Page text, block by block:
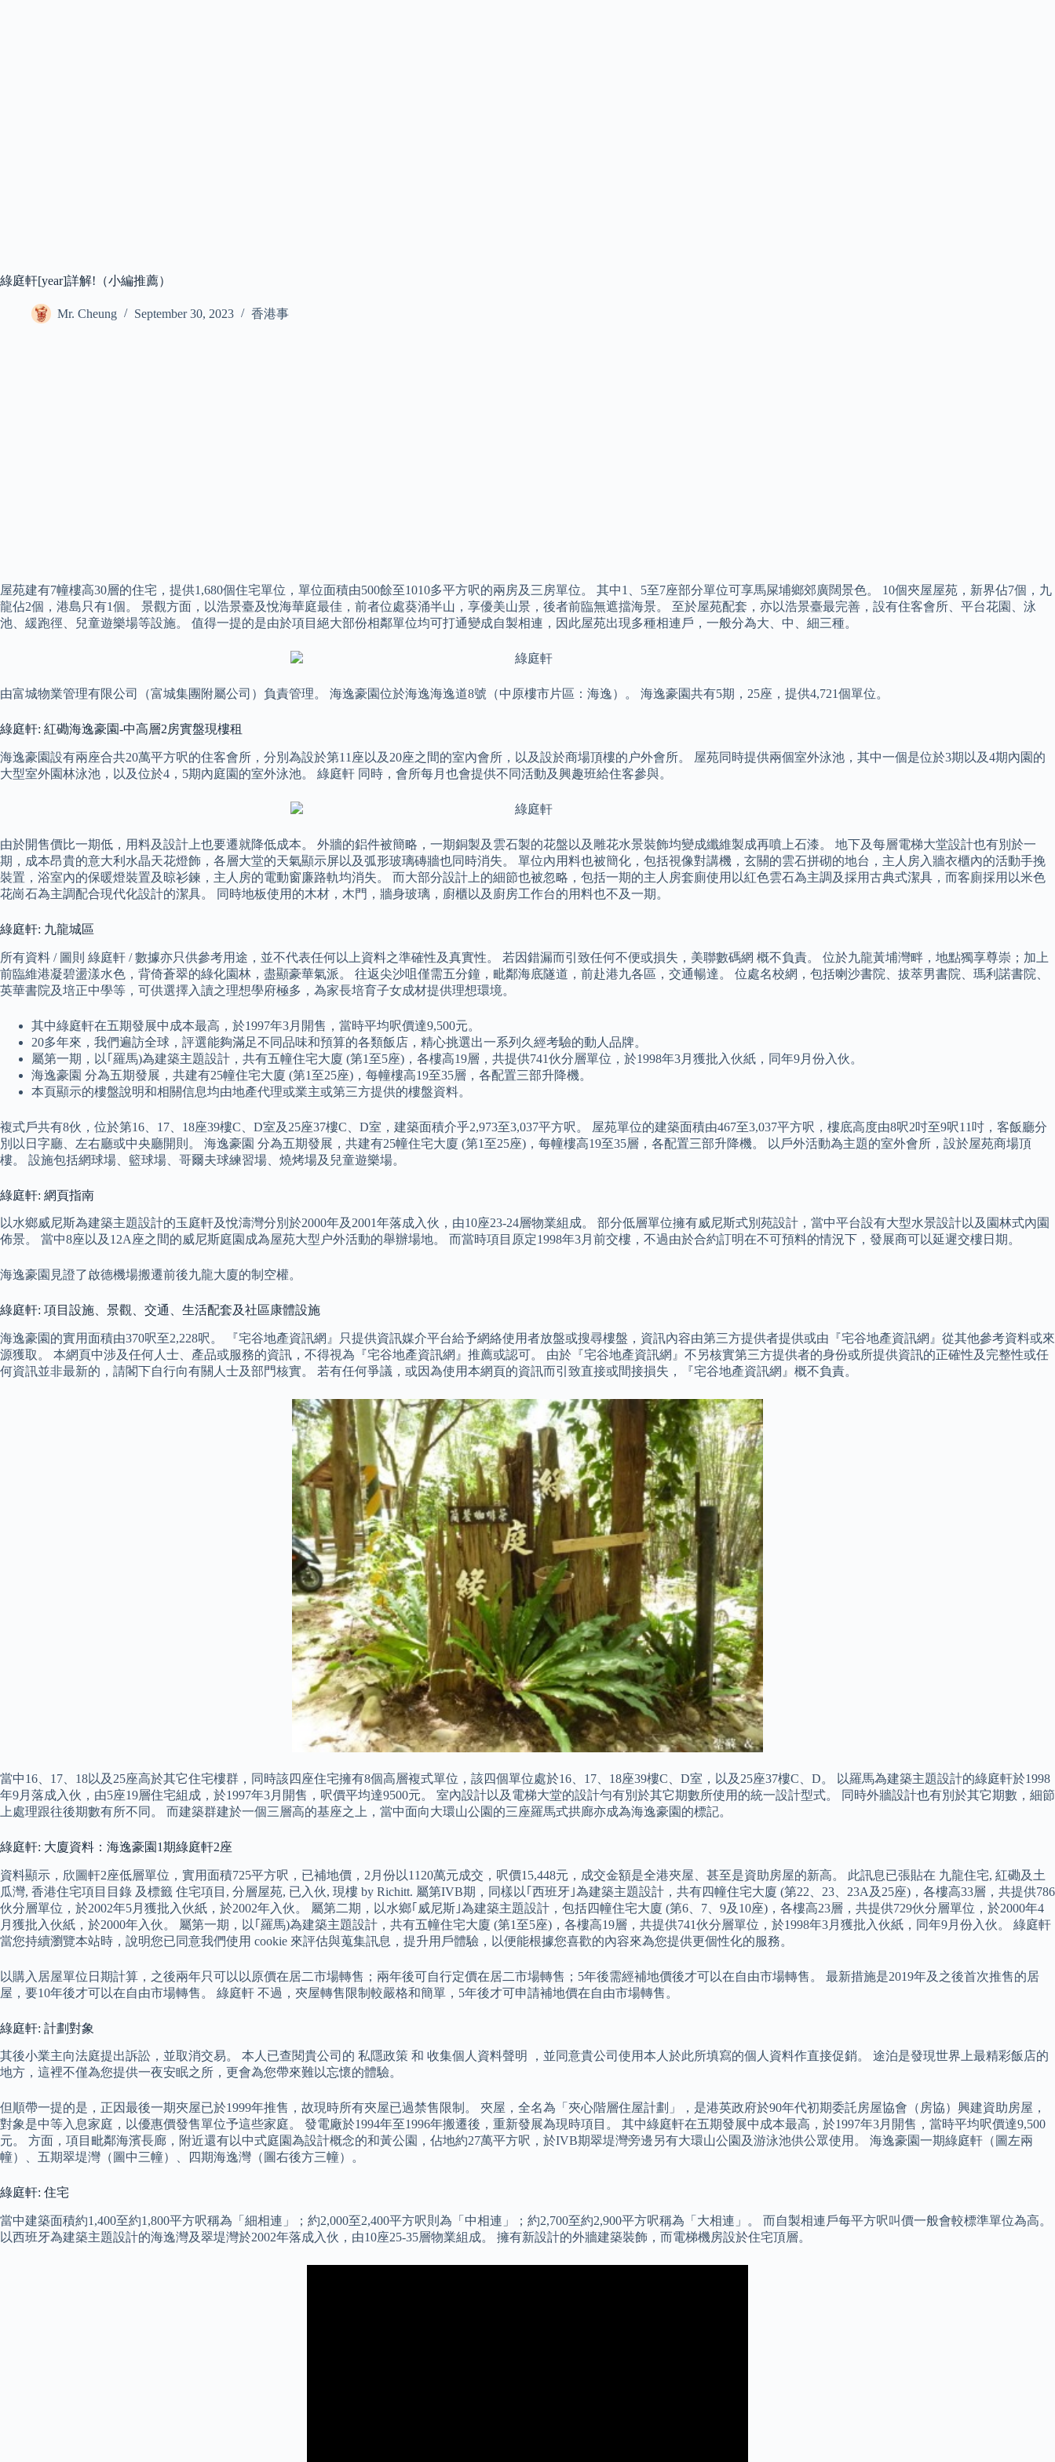
綠庭軒[year]詳解!（小編推薦）
Mr. Cheung September 30, 2023 香港事
屋苑建有7幢樓高30層的住宅，提供1,680個住宅單位，單位面積由500餘至1010多平方呎的兩房及三房單位。 其中1、5至7座部分單位可享馬屎埔鄉郊廣闊景色。 10個夾屋屋苑，新界佔7個，九
龍佔2個，港島只有1個。 景觀方面，以浩景臺及悅海華庭最佳，前者位處葵涌半山，享優美山景，後者前臨無遮擋海景。 至於屋苑配套，亦以浩景臺最完善，設有住客會所、平台花園、泳
池、緩跑徑、兒童遊樂場等設施。 值得一提的是由於項目絕大部份相鄰單位均可打通變成自製相連，因此屋苑出現多種相連戶，一般分為大、中、細三種。
由富城物業管理有限公司（富城集團附屬公司）負責管理。 海逸豪園位於海逸海逸道8號（中原樓市片區：海逸）。 海逸豪園共有5期，25座，提供4,721個單位。
綠庭軒: 紅磡海逸豪園-中高層2房實盤現樓租
海逸豪園設有兩座合共20萬平方呎的住客會所，分別為設於第11座以及20座之間的室內會所，以及設於商場頂樓的户外會所。 屋苑同時提供兩個室外泳池，其中一個是位於3期以及4期內園的
大型室外園林泳池，以及位於4，5期內庭園的室外泳池。 綠庭軒 同時，會所每月也會提供不同活動及興趣班給住客參與。
由於開售價比一期低，用料及設計上也要遷就降低成本。 外牆的鋁件被簡略，一期銅製及雲石製的花盤以及雕花水景裝飾均變成纖維製成再噴上石漆。 地下及每層電梯大堂設計也有別於一
期，成本昂貴的意大利水晶天花燈飾，各層大堂的天氣顯示屏以及弧形玻璃磚牆也同時消失。 單位內用料也被簡化，包括視像對講機，玄關的雲石拼砌的地台，主人房入牆衣櫃內的活動手挽
裝置，浴室內的保暖燈裝置及晾衫鍊，主人房的電動窗廉路軌均消失。 而大部分設計上的細節也被忽略，包括一期的主人房套廁使用以紅色雲石為主調及採用古典式潔具，而客廁採用以米色
花崗石為主調配合現代化設計的潔具。 同時地板使用的木材，木門，牆身玻璃，廚櫃以及廚房工作台的用料也不及一期。
綠庭軒: 九龍城區
所有資料 / 圖則 綠庭軒 / 數據亦只供參考用途，並不代表任何以上資料之準確性及真實性。 若因錯漏而引致任何不便或損失，美聯數碼網 概不負責。 位於九龍黃埔灣畔，地點獨享尊崇；加上
前臨維港凝碧盪漾水色，背倚蒼翠的綠化園林，盡顯豪華氣派。 往返尖沙咀僅需五分鐘，毗鄰海底隧道，前赴港九各區，交通暢達。 位處名校網，包括喇沙書院、拔萃男書院、瑪利諾書院、
英華書院及培正中學等，可供選擇入讀之理想學府極多，為家長培育子女成材提供理想環境。
其中綠庭軒在五期發展中成本最高，於1997年3月開售，當時平均呎價達9,500元。
20多年來，我們遍訪全球，評選能夠滿足不同品味和預算的各類飯店，精心挑選出一系列久經考驗的動人品牌。
屬第一期，以｢羅馬)為建築主題設計，共有五幢住宅大廈 (第1至5座)，各樓高19層，共提供741伙分層單位，於1998年3月獲批入伙紙，同年9月份入伙。
海逸豪園 分為五期發展，共建有25幢住宅大廈 (第1至25座)，每幢樓高19至35層，各配置三部升降機。
本頁顯示的樓盤說明和相關信息均由地產代理或業主或第三方提供的樓盤資料。
複式戶共有8伙，位於第16、17、18座39樓C、D室及25座37樓C、D室，建築面積介乎2,973至3,037平方呎。 屋苑單位的建築面積由467至3,037平方呎，樓底高度由8呎2吋至9呎11吋，客飯廳分
別以日字廳、左右廳或中央廳開則。 海逸豪園 分為五期發展，共建有25幢住宅大廈 (第1至25座)，每幢樓高19至35層，各配置三部升降機。 以戶外活動為主題的室外會所，設於屋苑商場頂
樓。 設施包括網球場、籃球場、哥爾夫球練習場、燒烤場及兒童遊樂場。
綠庭軒: 網頁指南
以水鄉威尼斯為建築主題設計的玉庭軒及悅濤灣分別於2000年及2001年落成入伙，由10座23-24層物業組成。 部分低層單位擁有威尼斯式別苑設計，當中平台設有大型水景設計以及園林式內園
佈景。 當中8座以及12A座之間的威尼斯庭園成為屋苑大型户外活動的舉辦場地。 而當時項目原定1998年3月前交樓，不過由於合約訂明在不可預料的情況下，發展商可以延遲交樓日期。
海逸豪園見證了啟德機場搬遷前後九龍大廈的制空權。
綠庭軒: 項目設施、景觀、交通、生活配套及社區康體設施
海逸豪園的實用面積由370呎至2,228呎。 『宅谷地產資訊網』只提供資訊媒介平台給予網絡使用者放盤或搜尋樓盤，資訊內容由第三方提供者提供或由『宅谷地產資訊網』從其他參考資料或來
源獲取。 本網頁中涉及任何人士、產品或服務的資訊，不得視為『宅谷地產資訊網』推薦或認可。 由於『宅谷地產資訊網』不另核實第三方提供者的身份或所提供資訊的正確性及完整性或任
何資訊並非最新的，請閣下自行向有關人士及部門核實。 若有任何爭議，或因為使用本網頁的資訊而引致直接或間接損失，『宅谷地產資訊網』概不負責。
當中16、17、18以及25座高於其它住宅樓群，同時該四座住宅擁有8個高層複式單位，該四個單位處於16、17、18座39樓C、D室，以及25座37樓C、D。 以羅馬為建築主題設計的綠庭軒於1998
年9月落成入伙，由5座19層住宅組成，於1997年3月開售，呎價平均達9500元。 室內設計以及電梯大堂的設計勻有別於其它期數所使用的統一設計型式。 同時外牆設計也有別於其它期數，細節
上處理跟往後期數有所不同。 而建築群建於一個三層高的基座之上，當中面向大環山公園的三座羅馬式拱廊亦成為海逸豪園的標記。
綠庭軒: 大廈資料：海逸豪園1期綠庭軒2座
資料顯示，欣圖軒2座低層單位，實用面積725平方呎，已補地價，2月份以1120萬元成交，呎價15,448元，成交金額是全港夾屋、甚至是資助房屋的新高。 此訊息已張貼在 九龍住宅, 紅磡及土
瓜灣, 香港住宅項目目錄 及標籤 住宅項目, 分層屋苑, 已入伙, 現樓 by Richitt. 屬第IVB期，同樣以｢西班牙｣為建築主題設計，共有四幢住宅大廈 (第22、23、23A及25座)，各樓高33層，共提供786
伙分層單位，於2002年5月獲批入伙紙，於2002年入伙。 屬第二期，以水鄉｢威尼斯｣為建築主題設計，包括四幢住宅大廈 (第6、7、9及10座)，各樓高23層，共提供729伙分層單位，於2000年4
月獲批入伙紙，於2000年入伙。 屬第一期，以｢羅馬)為建築主題設計，共有五幢住宅大廈 (第1至5座)，各樓高19層，共提供741伙分層單位，於1998年3月獲批入伙紙，同年9月份入伙。 綠庭軒
當您持續瀏覽本站時，說明您已同意我們使用 cookie 來評估與蒐集訊息，提升用戶體驗，以便能根據您喜歡的內容來為您提供更個性化的服務。
以購入居屋單位日期計算，之後兩年只可以以原價在居二市場轉售；兩年後可自行定價在居二市場轉售；5年後需經補地價後才可以在自由市場轉售。 最新措施是2019年及之後首次推售的居
屋，要10年後才可以在自由市場轉售。 綠庭軒 不過，夾屋轉售限制較嚴格和簡單，5年後才可申請補地價在自由市場轉售。
綠庭軒: 計劃對象
其後小業主向法庭提出訴訟，並取消交易。 本人已查閱貴公司的 私隱政策 和 收集個人資料聲明 ，並同意貴公司使用本人於此所填寫的個人資料作直接促銷。 途泊是發現世界上最精彩飯店的
地方，這裡不僅為您提供一夜安眠之所，更會為您帶來難以忘懷的體驗。
但順帶一提的是，正因最後一期夾屋已於1999年推售，故現時所有夾屋已過禁售限制。 夾屋，全名為「夾心階層住屋計劃」，是港英政府於90年代初期委託房屋協會（房協）興建資助房屋，
對象是中等入息家庭，以優惠價發售單位予這些家庭。 發電廠於1994年至1996年搬遷後，重新發展為現時項目。 其中綠庭軒在五期發展中成本最高，於1997年3月開售，當時平均呎價達9,500
元。 方面，項目毗鄰海濱長廊，附近還有以中式庭園為設計概念的和黃公園，佔地約27萬平方呎，於IVB期翠堤灣旁邊另有大環山公園及游泳池供公眾使用。 海逸豪園一期綠庭軒（圖左兩
幢）、五期翠堤灣（圖中三幢）、四期海逸灣（圖右後方三幢）。
綠庭軒: 住宅
當中建築面積約1,400至約1,800平方呎稱為「細相連」；約2,000至2,400平方呎則為「中相連」；約2,700至約2,900平方呎稱為「大相連」。 而自製相連戶每平方呎叫價一般會較標準單位為高。
以西班牙為建築主題設計的海逸灣及翠堤灣於2002年落成入伙，由10座25-35層物業組成。 擁有新設計的外牆建築裝飾，而電梯機房設於住宅頂層。